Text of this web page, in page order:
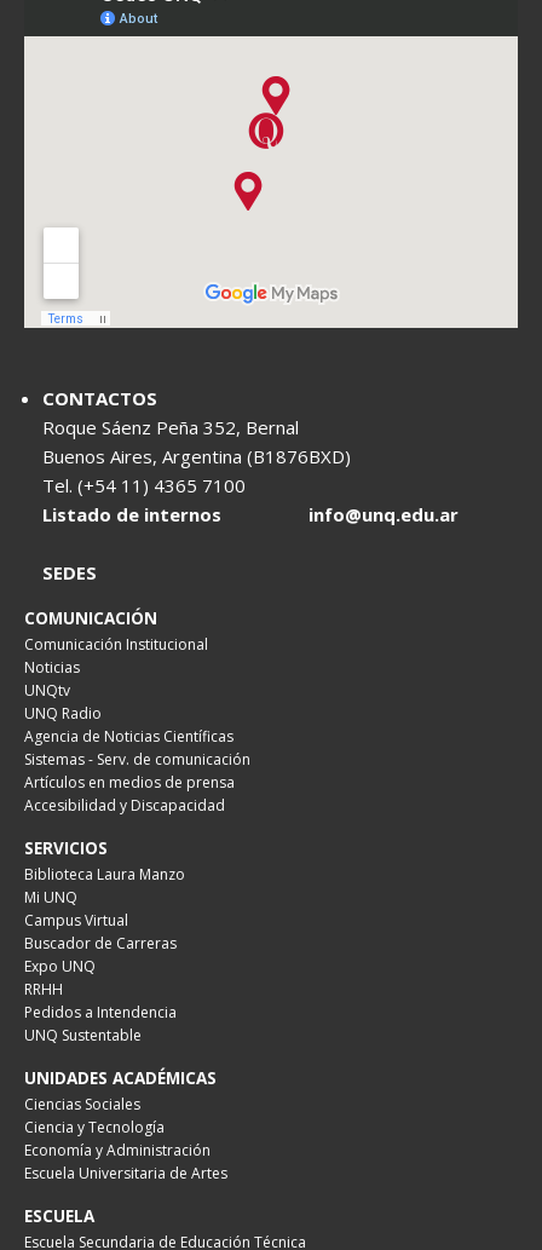
CONTACTOS
Roque Sáenz Peña 352, Bernal
Buenos Aires, Argentina (B1876BXD)
Tel. (+54 11) 4365 7100
Listado de internos
info@unq.edu.ar
SEDES
COMUNICACIÓN
Comunicación Institucional
Noticias
UNQtv
UNQ Radio
Agencia de Noticias Científicas
Sistemas - Serv. de comunicación
Artículos en medios de prensa
Accesibilidad y Discapacidad
SERVICIOS
Biblioteca Laura Manzo
Mi UNQ
Campus Virtual
Buscador de Carreras
Expo UNQ
RRHH
Pedidos a Intendencia
UNQ Sustentable
UNIDADES ACADÉMICAS
Ciencias Sociales
Ciencia y Tecnología
Economía y Administración
Escuela Universitaria de Artes
ESCUELA
Escuela Secundaria de Educación Técnica